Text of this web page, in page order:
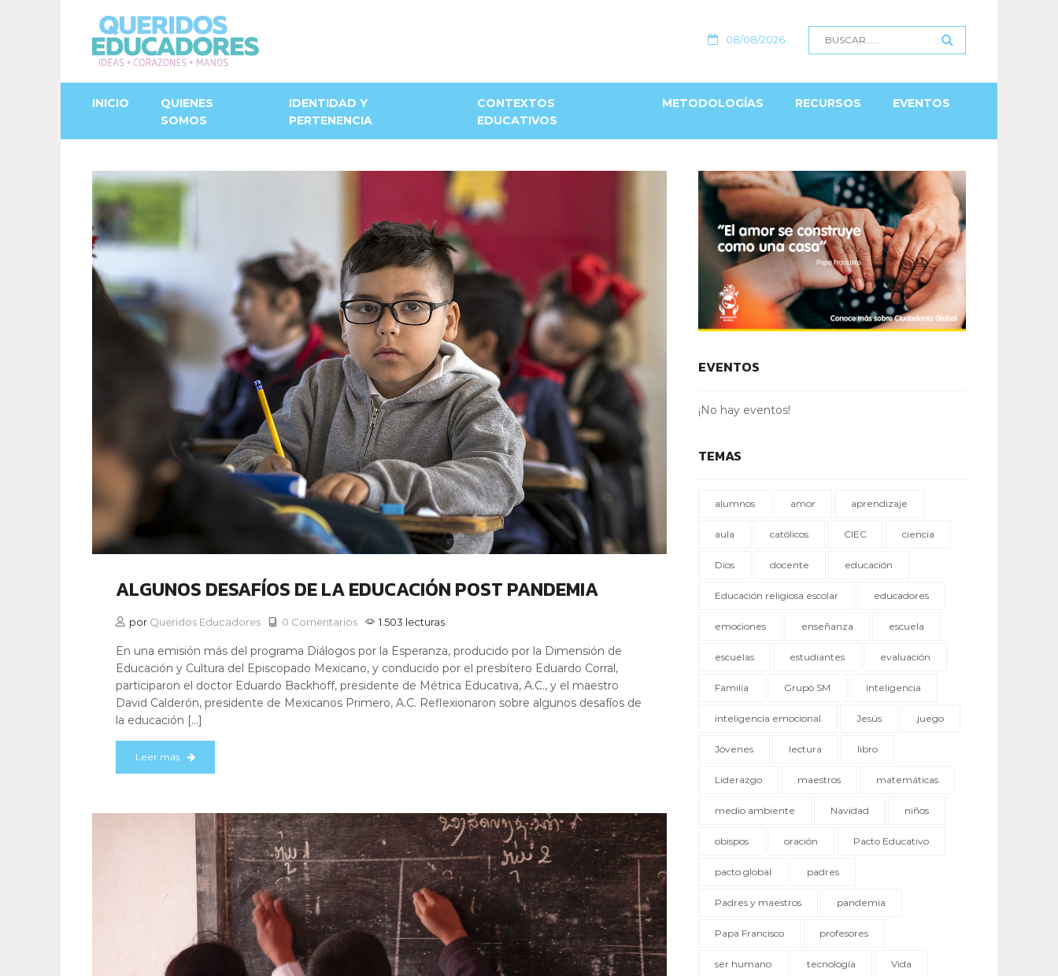
08/08/2026
INICIO
QUIENES
SOMOS
IDENTIDAD Y
PERTENENCIA
CONTEXTOS
EDUCATIVOS
METODOLOGÍAS RECURSOS EVENTOS
ALGUNOS DESAFÍOS DE LA EDUCACIÓN POST PANDEMIA
por Queridos Educadores 0 Comentarios 1.503 lecturas
En una emisión más del programa Diálogos por la Esperanza, producido por la Dimensión de
Educación y Cultura del Episcopado Mexicano, y conducido por el presbítero Eduardo Corral,
participaron el doctor Eduardo Backhoff, presidente de Métrica Educativa, A.C., y el maestro
David Calderón, presidente de Mexicanos Primero, A.C. Reflexionaron sobre algunos desafíos de
la educación […]
Leer más
EVENTOS
¡No hay eventos!
TEMAS
alumnos amor aprendizaje
aula católicos CIEC ciencia
Dios docente educación
Educación religiosa escolar educadores
emociones enseñanza escuela
escuelas estudiantes evaluación
Familia Grupo SM inteligencia
inteligencia emocional Jesús juego
Jóvenes lectura libro
Liderazgo maestros matemáticas
medio ambiente Navidad niños
obispos oración Pacto Educativo
pacto global padres
Padres y maestros pandemia
Papa Francisco profesores
ser humano tecnología Vida